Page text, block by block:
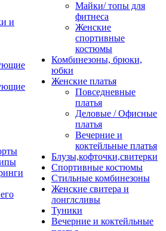
и
Майки/ топы для
фитнеса
Женские
спортивные
костюмы
Комбинезоны, брюки,
юбки
Женские платья
Повседневные
платья
Деловые / Офисные
платья
Вечерние и
коктейльные платья
Блузы,кофточки,свитерки
Спортивные костюмы
Стильные комбинезоны
Женские свитера и
лонглсливы
Туники
Вечерние и коктейльные